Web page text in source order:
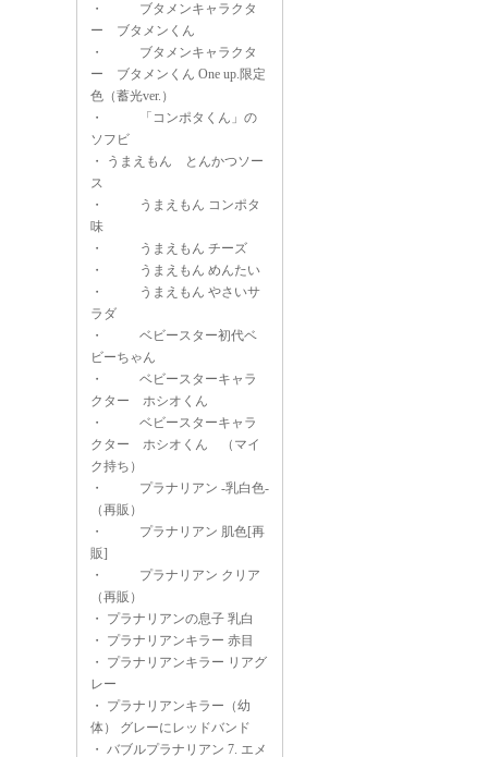
・
ブタメンキャラクタ
ー ブタメンくん
・
ブタメンキャラクタ
ー ブタメンくん One up.限定
色（蓄光ver.）
・
「コンポタくん」の
ソフビ
・
うまえもん とんかつソー
ス
・
うまえもん コンポタ
味
・
うまえもん チーズ
・
うまえもん めんたい
・
うまえもん やさいサ
ラダ
・
ベビースター初代ベ
ビーちゃん
・
ベビースターキャラ
クター ホシオくん
・
ベビースターキャラ
クター ホシオくん （マイ
ク持ち）
・
プラナリアン -乳白色-
（再販）
・
プラナリアン 肌色[再
販]
・
プラナリアン クリア
（再販）
・ プラナリアンの息子 乳白
・ プラナリアンキラー 赤目
・ プラナリアンキラー リアグ
レー
・ プラナリアンキラー（幼
体） グレーにレッドバンド
・ バブルプラナリアン 7. エメ